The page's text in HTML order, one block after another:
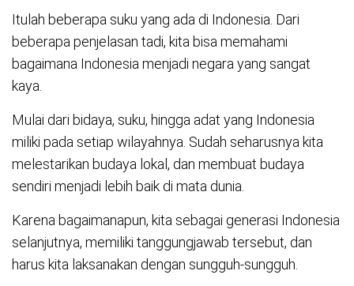
Itulah beberapa suku yang ada di Indonesia. Dari
beberapa penjelasan tadi, kita bisa memahami
bagaimana Indonesia menjadi negara yang sangat
kaya.
Mulai dari bidaya, suku, hingga adat yang Indonesia
miliki pada setiap wilayahnya. Sudah seharusnya kita
melestarikan budaya lokal, dan membuat budaya
sendiri menjadi lebih baik di mata dunia.
Karena bagaimanapun, kita sebagai generasi Indonesia
selanjutnya, memiliki tanggungjawab tersebut, dan
harus kita laksanakan dengan sungguh-sungguh.